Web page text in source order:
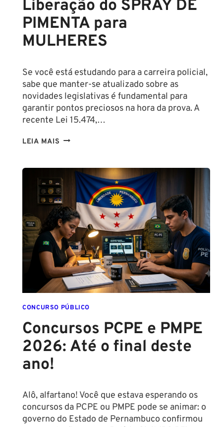
Liberação do SPRAY DE
PIMENTA para
MULHERES
Se você está estudando para a carreira policial,
sabe que manter-se atualizado sobre as
novidades legislativas é fundamental para
garantir pontos preciosos na hora da prova. A
recente Lei 15.474,…
LEIA MAIS LIBERAÇÃO
DE
PIMENTA
PARA
MULHERES
CONCURSO PÚBLICO
Concursos PCPE e PMPE
2026: Até o final deste
ano!
Alô, alfartano! Você que estava esperando os
concursos da PCPE ou PMPE pode se animar: o
governo do Estado de Pernambuco confirmou